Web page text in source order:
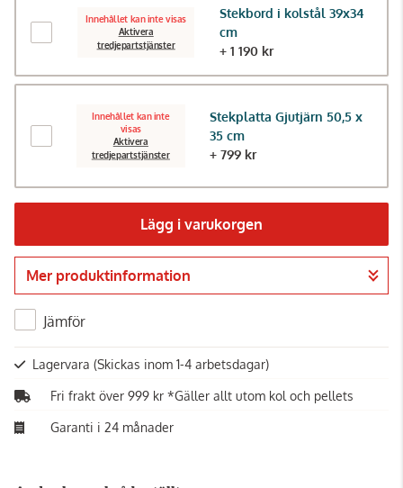
Innehållet kan inte visas
Aktivera
tredjepartstjänster
Stekbord i kolstål 39x34
cm
+ 1 190 kr
Innehållet kan inte
visas
Aktivera
tredjepartstjänster
Stekplatta Gjutjärn 50,5 x
35 cm
+ 799 kr
Lägg i varukorgen
Gå till kassan
Mer produktinformation
Jämför
Lagervara (Skickas inom 1-4 arbetsdagar)
Fri frakt över 999 kr *Gäller allt utom kol och pellets
Garanti i 24 månader